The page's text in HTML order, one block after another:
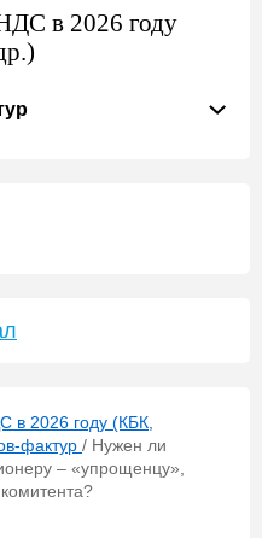
в 2026 году
в 2026 году (КБК,
фактур / Нужен ли
– «упрощенцу»,